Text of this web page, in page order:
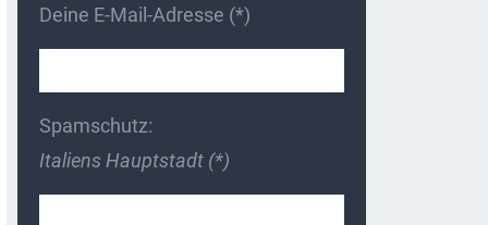
Deine E-Mail-Adresse (*)
Spamschutz:
Italiens Hauptstadt (*)